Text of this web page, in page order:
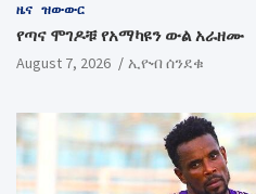
ዜና ዝውውር
የጣና ሞገዶቹ የአማካዩን ውል አራዘሙ
August 7, 2026 ኢዮብ ሰንደቁ